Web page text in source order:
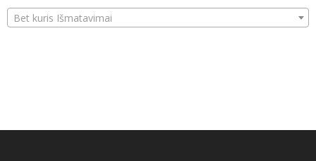
Bet kuris Išmatavimai